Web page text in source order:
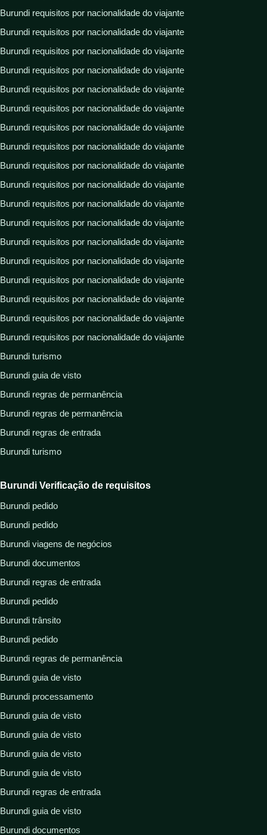
Burundi requisitos por nacionalidade do viajante
Burundi requisitos por nacionalidade do viajante
Burundi requisitos por nacionalidade do viajante
Burundi requisitos por nacionalidade do viajante
Burundi requisitos por nacionalidade do viajante
Burundi requisitos por nacionalidade do viajante
Burundi requisitos por nacionalidade do viajante
Burundi requisitos por nacionalidade do viajante
Burundi requisitos por nacionalidade do viajante
Burundi requisitos por nacionalidade do viajante
Burundi requisitos por nacionalidade do viajante
Burundi requisitos por nacionalidade do viajante
Burundi requisitos por nacionalidade do viajante
Burundi requisitos por nacionalidade do viajante
Burundi requisitos por nacionalidade do viajante
Burundi requisitos por nacionalidade do viajante
Burundi requisitos por nacionalidade do viajante
Burundi requisitos por nacionalidade do viajante
Burundi turismo
Burundi guia de visto
Burundi regras de permanência
Burundi regras de permanência
Burundi regras de entrada
Burundi turismo
Burundi Verificação de requisitos
Burundi pedido
Burundi pedido
Burundi viagens de negócios
Burundi documentos
Burundi regras de entrada
Burundi pedido
Burundi trânsito
Burundi pedido
Burundi regras de permanência
Burundi guia de visto
Burundi processamento
Burundi guia de visto
Burundi guia de visto
Burundi guia de visto
Burundi guia de visto
Burundi regras de entrada
Burundi guia de visto
Burundi documentos